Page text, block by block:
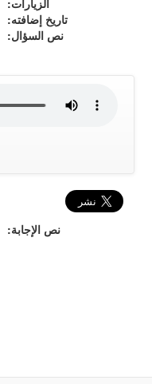
الزيارات:
تاريخ إضافته:
نص السؤال:
نص الإجابة: